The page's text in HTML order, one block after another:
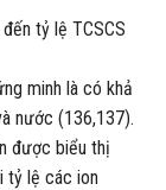
tỷ lệ TCSCS
minh là có khả
nước (136,137).
được biểu thị
tỷ lệ các ion